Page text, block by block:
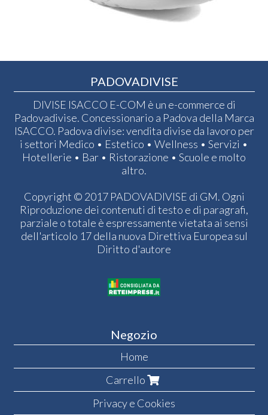
PADOVADIVISE
DIVISE ISACCO E-COM è un e-commerce di
Padovadivise. Concessionario a Padova della Marca
ISACCO. Padova divise: vendita divise da lavoro per
i settori Medico • Estetico • Wellness • Servizi •
Hotellerie • Bar • Ristorazione • Scuole e molto
altro.
Copyright © 2017 PADOVADIVISE di GM. Ogni
Riproduzione dei contenuti di testo e di paragrafi,
parziale o totale è espressamente vietata ai sensi
dell'articolo 17 della nuova Direttiva Europea sul
Diritto d'autore
Negozio
Home
Carrello
Privacy e Cookies